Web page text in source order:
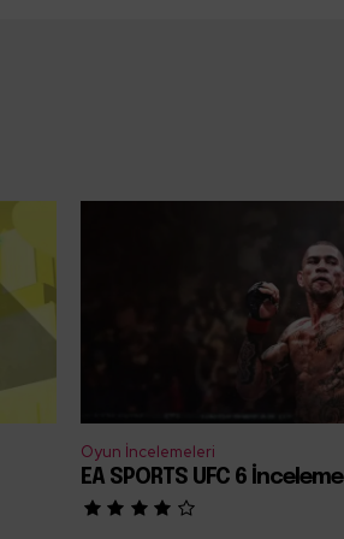
Oyun İncelemeleri
EA SPORTS UFC 6 İnceleme